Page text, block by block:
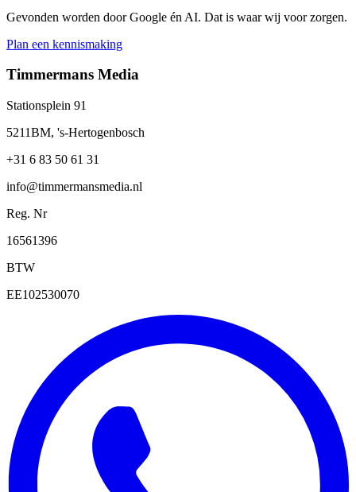
Gevonden worden door Google én AI. Dat is waar wij voor zorgen.
Plan een kennismaking
Timmermans Media
Stationsplein 91
5211BM, 's-Hertogenbosch
+31 6 83 50 61 31
info@timmermansmedia.nl
Reg. Nr
16561396
BTW
EE102530070